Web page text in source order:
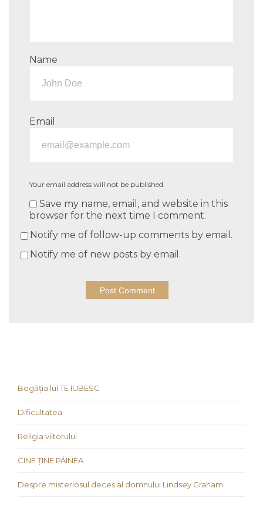
Name
Email
Your email address will not be published.
Save my name, email, and website in this
browser for the next time I comment.
Notify me of follow-up comments by email.
Notify me of new posts by email.
Bogăția lui TE IUBESC
Dificultatea
Religia viitorului
CINE ȚINE PÂINEA
Despre misteriosul deces al domnului Lindsey Graham